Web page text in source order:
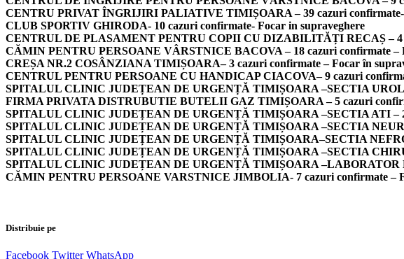
CENTRU PRIVAT ÎNGRIJIRI PALIATIVE TIMIȘOARA – 39 cazuri confirmate-
CLUB SPORTIV GHIRODA- 10 cazuri confirmate- Focar in supraveghere
CENTRUL DE PLASAMENT PENTRU COPII CU DIZABILITĂȚI RECAȘ – 4
CĂMIN PENTRU PERSOANE VÂRSTNICE BACOVA – 18 cazuri confirmate –
CREȘA NR.2 COSÂNZIANA TIMIȘOARA– 3 cazuri confirmate – Focar în
CENTRUL PENTRU PERSOANE CU HANDICAP CIACOVA– 9 cazuri
SPITALUL CLINIC JUDEȚEAN DE URGENȚĂ TIMIȘOARA –SECTIA
FIRMA PRIVATA DISTRUBUTIE BUTELII GAZ TIMIȘOARA – 5 cazuri
SPITALUL CLINIC JUDEȚEAN DE URGENȚĂ TIMIȘOARA –SECTIA ATI –
SPITALUL CLINIC JUDEȚEAN DE URGENȚĂ TIMIȘOARA –SECTIA
SPITALUL CLINIC JUDEȚEAN DE URGENȚĂ TIMIȘOARA–SECTIA
SPITALUL CLINIC JUDEȚEAN DE URGENȚĂ TIMIȘOARA –SECTIA
SPITALUL CLINIC JUDEȚEAN DE URGENȚĂ TIMIȘOARA –LABORATOR
CĂMIN PENTRU PERSOANE VARSTNICE JIMBOLIA- 7 cazuri confirmate –
Distribuie pe
Facebook Twitter WhatsApp